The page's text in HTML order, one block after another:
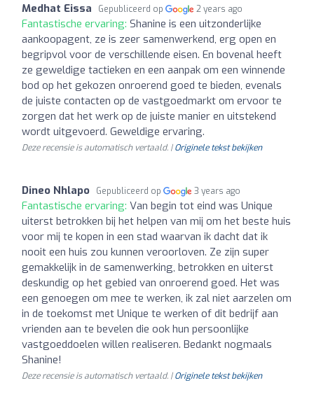
Medhat Eissa Gepubliceerd op 2 years ago
Fantastische ervaring: Shanine is een uitzonderlijke
aankoopagent, ze is zeer samenwerkend, erg open en
begripvol voor de verschillende eisen. En bovenal heeft
ze geweldige tactieken en een aanpak om een winnende
bod op het gekozen onroerend goed te bieden, evenals
de juiste contacten op de vastgoedmarkt om ervoor te
zorgen dat het werk op de juiste manier en uitstekend
wordt uitgevoerd. Geweldige ervaring.
Deze recensie is automatisch vertaald. |Originele tekst bekijken
Dineo Nhlapo Gepubliceerd op 3 years ago
Fantastische ervaring: Van begin tot eind was Unique
uiterst betrokken bij het helpen van mij om het beste huis
voor mij te kopen in een stad waarvan ik dacht dat ik
nooit een huis zou kunnen veroorloven. Ze zijn super
gemakkelijk in de samenwerking, betrokken en uiterst
deskundig op het gebied van onroerend goed. Het was
een genoegen om mee te werken, ik zal niet aarzelen om
in de toekomst met Unique te werken of dit bedrijf aan
vrienden aan te bevelen die ook hun persoonlijke
vastgoeddoelen willen realiseren. Bedankt nogmaals
Shanine!
Deze recensie is automatisch vertaald. |Originele tekst bekijken